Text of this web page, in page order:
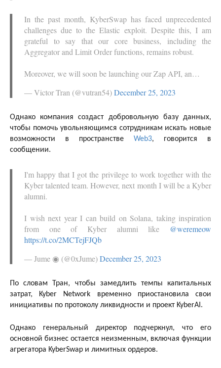
In the past month, KyberSwap has faced unprecedented
challenges due to the Elastic exploit. Despite this, I am
grateful to say that our core business, including the
Aggregator and Limit Order functions, remains robust.
Moreover, we will soon be launching our Zap API, an…
— Victor Tran (@vutran54)December 25, 2023
Однако компания создаст добровольную базу данных,
чтобы помочь увольняющимся сотрудникам искать новые
возможности в пространстве Web3, говорится в
сообщении.
I'm happy that I got the privilege to work together with the
Kyber talented team. However, next month I will be a Kyber
alumni.
I wish next year I can build on Solana, taking inspiration
from one of Kyber alumni like @weremeow
https://t.co/2MCTejFJQb
— Jume ◉ (@0xJume)December 25, 2023
По словам Тран, чтобы замедлить темпы капитальных
затрат, Kyber Network временно приостановила свои
инициативы по протоколу ликвидности и проект KyberAI.
Однако генеральный директор подчеркнул, что его
основной бизнес остается неизменным, включая функции
агрегатора KyberSwap и лимитных ордеров.